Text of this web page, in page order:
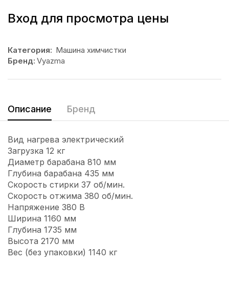
Вход для просмотра цены
Категория: Машина химчистки
Бренд: Vyazma
Описание Бренд
Вид нагрева электрический
Загрузка 12 кг
Диаметр барабана 810 мм
Глубина барабана 435 мм
Скорость стирки 37 об/мин.
Скорость отжима 380 об/мин.
Напряжение 380 В
Ширина 1160 мм
Глубина 1735 мм
Высота 2170 мм
Вес (без упаковки) 1140 кг